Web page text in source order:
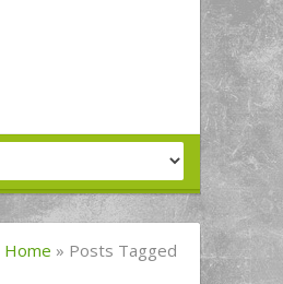
Home » Posts Tagged